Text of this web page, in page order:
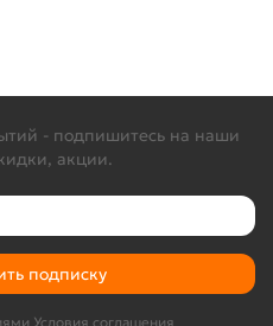
- подпишитесь на наши
акции.
подписку
Условия соглашения